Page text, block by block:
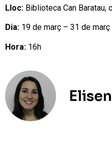
Lloc: Biblioteca Can Baratau,
Dia: 19 de març – 31 de març
Hora: 16h